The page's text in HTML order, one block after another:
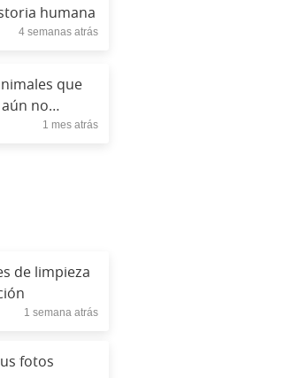
humana
4 semanas atrás
que
aún no
1 mes atrás
de limpieza
1 semana atrás
fotos